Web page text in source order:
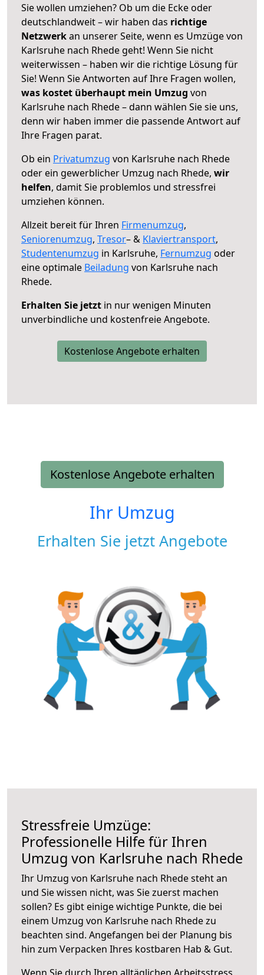
Sie wollen umziehen? Ob um die Ecke oder
deutschlandweit – wir haben das richtige
Netzwerkan unserer Seite, wenn es Umzüge von
Karlsruhe nach Rhede geht! Wenn Sie nicht
weiterwissen – haben wir die richtige Lösung für
Sie! Wenn Sie Antworten auf Ihre Fragen wollen,
was kostet überhaupt mein Umzug von
Karlsruhe nach Rhede – dann wählen Sie sie uns,
denn wir haben immer die passende Antwort auf
Ihre Fragen parat.
Ob ein Privatumzug von Karlsruhe nach Rhede
oder ein gewerblicher Umzug nach Rhede, wir
helfen, damit Sie problemlos und stressfrei
umziehen können.
Allzeit bereit für Ihren Firmenumzug,
Seniorenumzug, Tresor– & Klaviertransport,
Studentenumzug in Karlsruhe, Fernumzug oder
eine optimale Beiladung von Karlsruhe nach
Rhede.
Erhalten Sie jetzt in nur wenigen Minuten
unverbindliche und kostenfreie Angebote.
Kostenlose Angebote erhalten
Kostenlose Angebote erhalten
Ihr Umzug
Erhalten Sie jetzt Angebote
Stressfreie Umzüge:
Professionelle Hilfe für Ihren
Umzug von Karlsruhe nach Rhede
Ihr Umzug von Karlsruhe nach Rhede steht an
und Sie wissen nicht, was Sie zuerst machen
sollen? Es gibt einige wichtige Punkte, die bei
einem Umzug von Karlsruhe nach Rhede zu
beachten sind. Angefangen bei der Planung bis
hin zum Verpacken Ihres kostbaren Hab & Gut.